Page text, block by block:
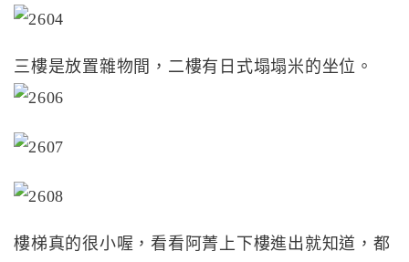
三樓是放置雜物間，二樓有日式塌塌米的坐位。
樓梯真的很小喔，看看阿菁上下樓進出就知道，都